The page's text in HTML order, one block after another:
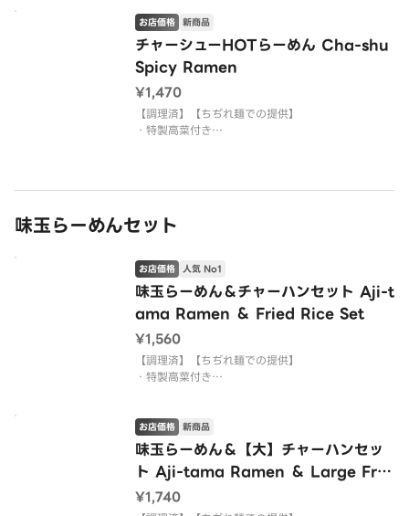
でかたさ変更のご要望にはお答えできない商品とな
ります。
・背脂の増量、減量、麺の種類を変更する対応はで
きません。
・にんにく、ごま、紅生姜を入れることはできませ
ん。
チャーシューHOTらーめん Cha-shu
Spicy Ramen
お店価格 新商品
¥1,470
【調理済】【ちぢれ麺での提供】
・特製高菜付き
・背脂の増量、減量、麺の種類を変更する対応はで
・にんにく、ごま、紅生姜を入れることはできませ
味玉らーめんセット
味玉らーめん＆チャーハンセット Aji-t
ama Ramen ＆ Fried Rice Set
お店価格 人気 No1
¥1,560
【調理済】【ちぢれ麺での提供】
・特製高菜付き
ります。
・背脂の増量、減量、麺の種類を変更する対応はで
きません。
・にんにく、ごま、紅生姜を入れることはできませ
ん。
味玉らーめん＆【大】チャーハンセッ
ト Aji-tama Ramen ＆ Large Frie
d Rice Set
お店価格 新商品
¥1,740